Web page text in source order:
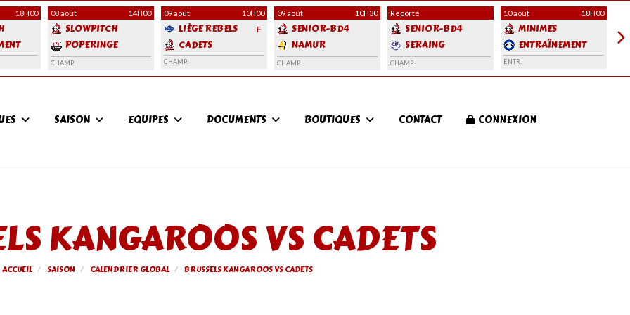
18H00 08 août 14H00
SLOWPITCH
POPERINGE
FRONTLINERS
CHAMP.
09 août 10H00
LIÈGE REBELS F
CADETS
CHAMP.
09 août 10H30
SENIOR-BD4
NAMUR
ANGELS 4
CHAMP.
Reporté
SENIOR-BD4
SERAING
BROWN BOYS
CHAMP.
10 août 18H00
MINIMES
ENTRAÎNEMENT
ENTR.
SAISON EQUIPES DOCUMENTS BOUTIQUES CONTACT CONNEXION
KANGAROOS VS CADETS
ACCUEIL SAISON CALENDRIER GLOBAL BRUSSELS KANGAROOS VS CADETS